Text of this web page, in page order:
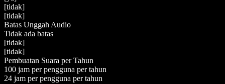
[tidak]
[tidak]
Batas Unggah Audio
Tidak ada batas
[tidak]
[tidak]
Pembuatan Suara per Tahun
100 jam per pengguna per tahun
24 jam per pengguna per tahun